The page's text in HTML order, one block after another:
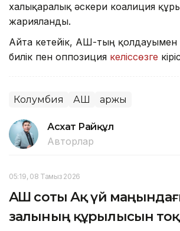
халықаралық әскери коалиция
жарияланды.
Айта кетейік, АҚШ-тың қолдауымен
билік пен оппозиция келіссөзге
Колумбия АҚШ Қаржы
Асхат Райқұл
Авторлар
05:19, 08 Тамыз 2026
АҚШ соты Ақ үй
залының құрылысын